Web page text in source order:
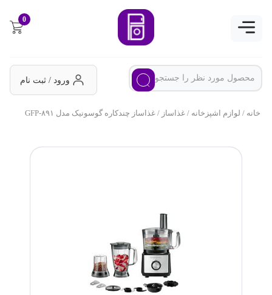
0
ورود / ثبت نام
خانه/ لوازم اشپزخانه/ غذاساز/ غذاساز چندکاره گوسونیک مدل GFP-۸۹۱